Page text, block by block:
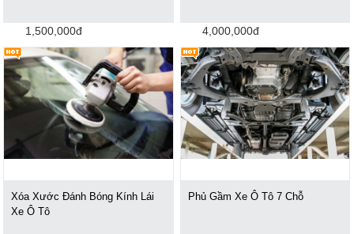
1,500,000đ 4,000,000đ
Xóa Xước Đánh Bóng Kính Lái
Xe Ô Tô
Phủ Gầm Xe Ô Tô 7 Chỗ